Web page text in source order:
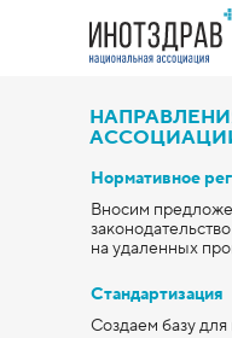
Создаем базу
Стандартизация
Вносим
на удаленных
Нормативное